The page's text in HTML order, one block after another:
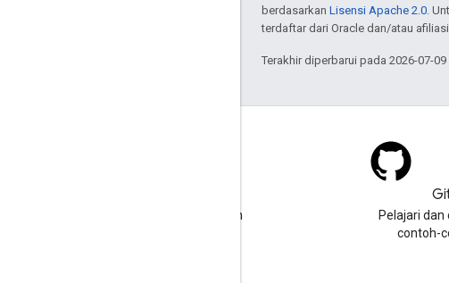
berdasarkan Lisensi Apache 2.0 .
terdaftar dari Oracle dan/atau
Terakhir diperbarui pada 2026-07-09
Ajukan pertanyaan dengan
Pelajari dan
contoh-